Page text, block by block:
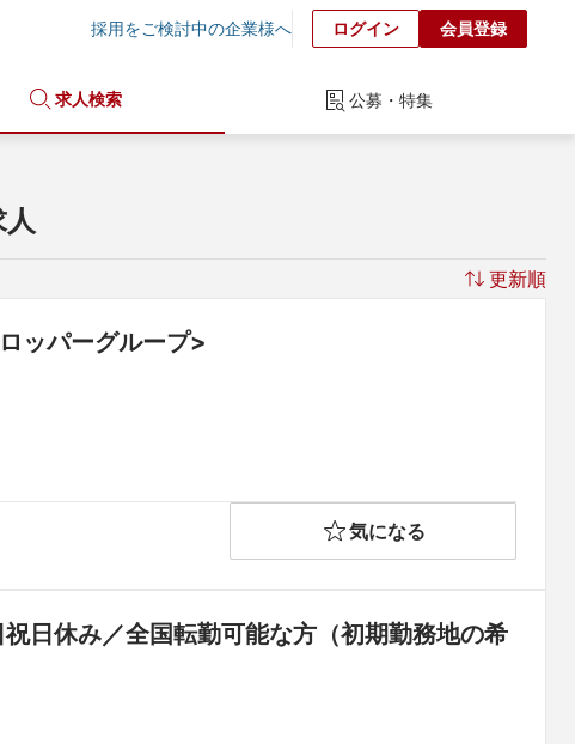
採用をご検討中の企業様へ ログイン 会員登録
求人検索 公募・特集
更新順
ッパーグループ>
気になる
日休み／全国転勤可能な方（初期勤務地の希